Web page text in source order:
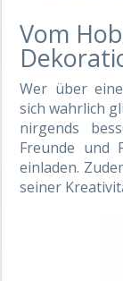
Vom
Wer über
sich wahrlich
nirgends
Freunde und
einladen.
seiner